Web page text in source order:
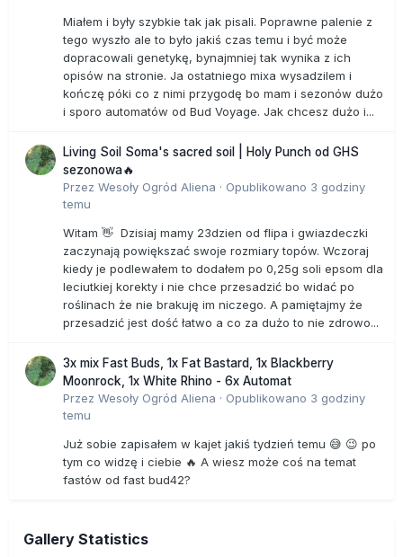
Miałem i były szybkie tak jak pisali. Poprawne palenie z
tego wyszło ale to było jakiś czas temu i być może
dopracowali genetykę, bynajmniej tak wynika z ich
opisów na stronie. Ja ostatniego mixa wysadzilem i
kończę póki co z nimi przygodę bo mam i sezonów dużo
i sporo automatów od Bud Voyage. Jak chcesz dużo i...
Living Soil Soma's sacred soil | Holy Punch od GHS
sezonowa🔥
Przez Wesoły Ogród Aliena · Opublikowano 3 godziny
temu
Witam 👋 Dzisiaj mamy 23dzien od flipa i gwiazdeczki
zaczynają powiększać swoje rozmiary topów. Wczoraj
kiedy je podlewałem to dodałem po 0,25g soli epsom dla
leciutkiej korekty i nie chce przesadzić bo widać po
roślinach że nie brakuję im niczego. A pamiętajmy że
przesadzić jest dość łatwo a co za dużo to nie zdrowo...
3x mix Fast Buds, 1x Fat Bastard, 1x Blackberry
Moonrock, 1x White Rhino - 6x Automat
Przez Wesoły Ogród Aliena · Opublikowano 3 godziny
temu
Już sobie zapisałem w kajet jakiś tydzień temu 😅 😉 po
tym co widzę i ciebie 🔥 A wiesz może coś na temat
fastów od fast bud42?
Gallery Statistics